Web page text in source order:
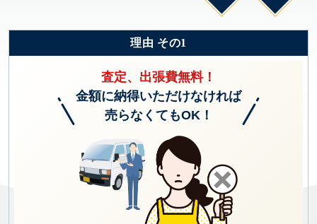
理由 その1
査定、出張費無料！
金額に納得いただけなければ
売らなくてもOK！